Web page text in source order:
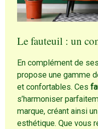
Le fauteuil : un
En complément de
propose une gamme
et confortables. Ces
s’harmoniser
marque, créant ainsi
esthétique. Que vous